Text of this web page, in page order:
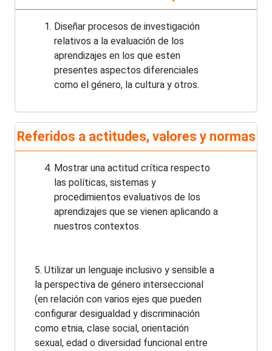
Diseñar procesos de investigación
relativos a la evaluación de los
aprendizajes en los que esten
presentes aspectos diferenciales
como el género, la cultura y otros.
Referidos a actitudes, valores y normas
Mostrar una actitud crítica respecto
las políticas, sistemas y
procedimientos evaluativos de los
aprendizajes que se vienen aplicando a
nuestros contextos.
5. Utilizar un lenguaje inclusivo y sensible a
la perspectiva de género interseccional
(en relación con varios ejes que pueden
configurar desigualdad y discriminación
como etnia, clase social, orientación
sexual, edad o diversidad funcional entre